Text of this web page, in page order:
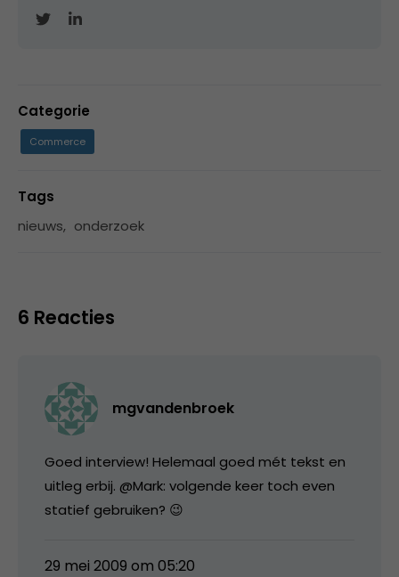
Categorie
Commerce
Tags
nieuws, onderzoek
6 Reacties
mgvandenbroek
Goed interview! Helemaal goed mét tekst en
uitleg erbij. @Mark: volgende keer toch even
statief gebruiken? 😉
29 mei 2009 om 05:20